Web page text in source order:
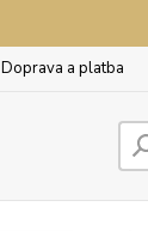
Doprava a platba